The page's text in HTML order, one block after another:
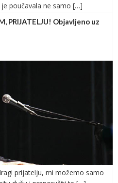
poučavala ne samo […]
PRIJATELJU! Objavljeno uz
prijatelju, mi možemo samo